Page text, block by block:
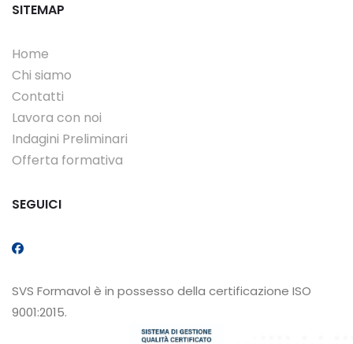
SITEMAP
Home
Chi siamo
Contatti
Lavora con noi
Indagini Preliminari
Offerta formativa
SEGUICI
SVS Formavol è in possesso della certificazione ISO
9001:2015.